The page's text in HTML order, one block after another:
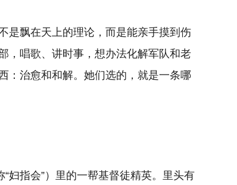
是飘在天上的理论，而是能亲手摸到伤
，唱歌、讲时事，想办法化解军队和老
：治愈和和解。她们选的，就是一条哪
妇指会”）里的一帮基督徒精英。里头有